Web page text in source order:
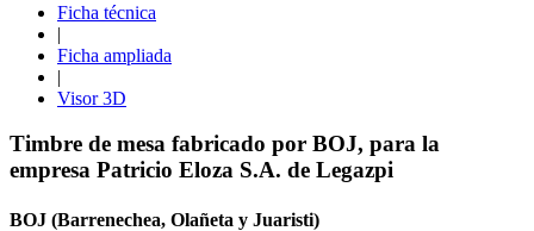
Ficha técnica
|
Ficha ampliada
|
Visor 3D
Timbre de mesa fabricado por BOJ, para la
empresa Patricio Eloza S.A. de Legazpi
BOJ (Barrenechea, Olañeta y Juaristi)